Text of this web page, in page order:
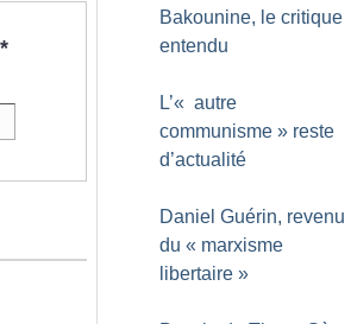
*
Bakounine, le critique
entendu
L’« autre
communisme » reste
d’actualité
Daniel Guérin, revenu
du « marxisme
libertaire »